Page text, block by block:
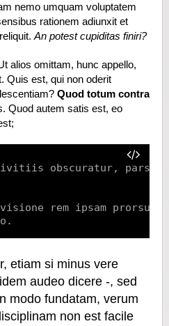
nemo umquam voluptatem
rationem adiunxit et
An potest cupiditas finiri?
alios omittam, hunc appello,
Quis est, qui non oderit
Quod totum contra
Quod autem satis est, eo
divitiis obscuratur, pars
rem ipsam prorsus
etiam si minus vere
audeo dicere -, sed
modo fundatam, verum
non est facile